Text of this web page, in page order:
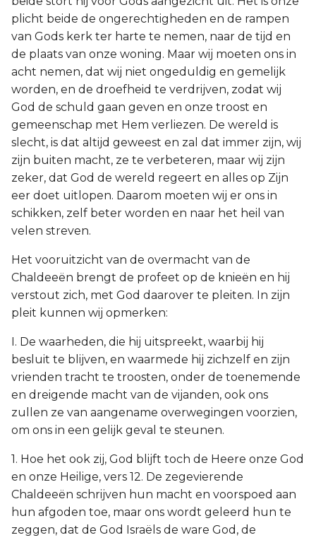
plicht beide de ongerechtigheden en de rampen
van Gods kerk ter harte te nemen, naar de tijd en
de plaats van onze woning. Maar wij moeten ons in
acht nemen, dat wij niet ongeduldig en gemelijk
worden, en de droefheid te verdrijven, zodat wij
God de schuld gaan geven en onze troost en
gemeenschap met Hem verliezen. De wereld is
slecht, is dat altijd geweest en zal dat immer zijn, wij
zijn buiten macht, ze te verbeteren, maar wij zijn
zeker, dat God de wereld regeert en alles op Zijn
eer doet uitlopen. Daarom moeten wij er ons in
schikken, zelf beter worden en naar het heil van
velen streven.
Het vooruitzicht van de overmacht van de
Chaldeeën brengt de profeet op de knieën en hij
verstout zich, met God daarover te pleiten. In zijn
pleit kunnen wij opmerken:
I. De waarheden, die hij uitspreekt, waarbij hij
besluit te blijven, en waarmede hij zichzelf en zijn
vrienden tracht te troosten, onder de toenemende
en dreigende macht van de vijanden, ook ons
zullen ze van aangename overwegingen voorzien,
om ons in een gelijk geval te steunen.
1. Hoe het ook zij, God blijft toch de Heere onze God
en onze Heilige, vers 12. De zegevierende
Chaldeeën schrijven hun macht en voorspoed aan
hun afgoden toe, maar ons wordt geleerd hun te
zeggen, dat de God Israëls de ware God, de